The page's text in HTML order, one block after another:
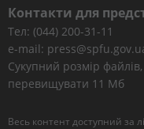
Контакти для
Тел: (044) 200-31-11
e-mail:
Сукупний розмір
перевищувати 11 Мб
Весь контент доступний за